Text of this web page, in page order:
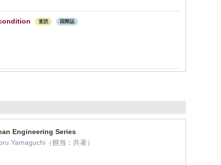
査読 国際誌
Engineering Series
Yamaguchi（担当： 共著）